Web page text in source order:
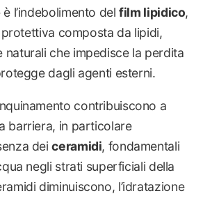
l’indebolimento delfilm lipidico,
composta da lipidi,
naturali che impedisce la perdita
dagli agenti esterni.
contribuiscono a
barriera, in particolare
deiceramidi, fondamentali
negli strati superficiali della
diminuiscono, l’idratazione